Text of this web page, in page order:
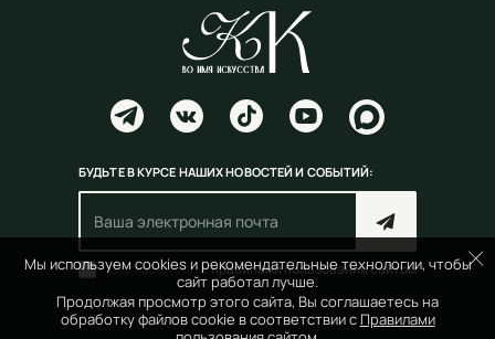
Мы используем cookies и рекомендательные технологии, чтобы
сайт работал лучше.
Продолжая просмотр этого сайта, Вы соглашаетесь на
обработку файлов cookie в соответствии с Правилами
БУДЬТЕ В КУРСЕ НАШИХ НОВОСТЕЙ И СОБЫТИЙ:
Согласен(на) справилами пользования сайтом